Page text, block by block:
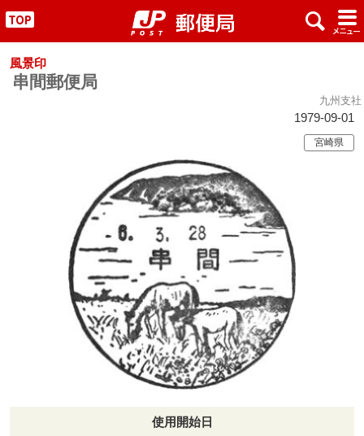
" x #
風景印
串間郵便局
九州支社
1979-09-01
宮崎県
使用開始日